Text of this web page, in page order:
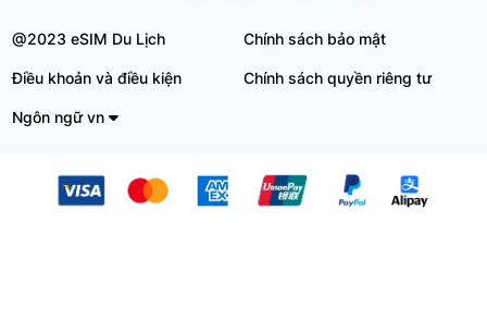
@2023 eSIM Du Lịch Chính sách bảo mật
Điều khoản và điều kiện Chính sách quyền riêng tư
Ngôn ngữ vn